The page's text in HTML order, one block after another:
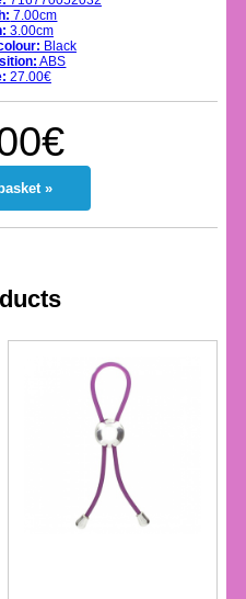
7.00cm
3.00cm
Black
ABS
27.00€
»